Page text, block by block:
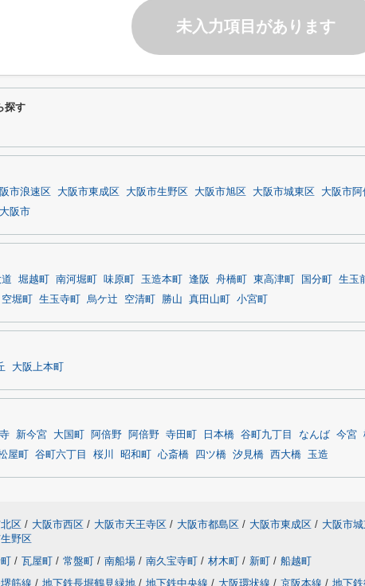
未入力項目があります
探す
市浪速区 大阪市東成区 大阪市生野区 大阪市旭区 大阪市城東区 大阪市阿
阪市
堀越町 南河堀町 味原町 玉造本町 逢阪 舟橋町 東高津町 国分町 生玉
空堀町 生玉寺町 烏ケ辻 空清町 勝山 真田山町 小宮町
大阪上本町
新今宮 大国町 阿倍野 阿倍野 寺田町 日本橋 谷町九丁目 なんば 今宮
屋町 谷町六丁目 桜川 昭和町 心斎橋 四ツ橋 汐見橋 西大橋 玉造
区 / 大阪市西区 / 大阪市天王寺区 / 大阪市都島区 / 大阪市東成区 / 大阪市
野区
/ 瓦屋町 / 常盤町 / 南船場 / 南久宝寺町 / 材木町 / 新町 / 船越町
筋線 / 地下鉄長堀鶴見緑地 / 地下鉄中央線 / 大阪環状線 / 京阪本線 / 地下